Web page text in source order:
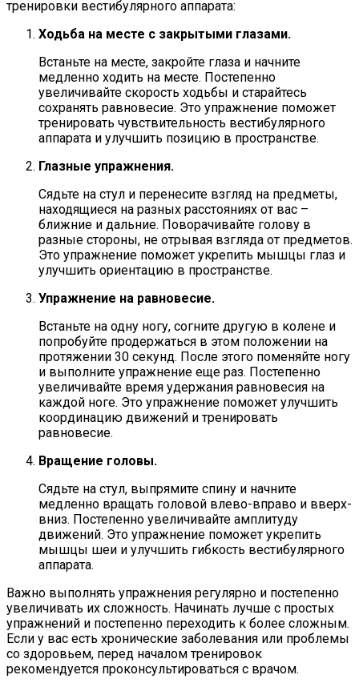
тренировки вестибулярного аппарата:
Ходьба на месте с закрытыми глазами.
Встаньте на месте, закройте глаза и начните
медленно ходить на месте. Постепенно
увеличивайте скорость ходьбы и старайтесь
сохранять равновесие. Это упражнение поможет
тренировать чувствительность вестибулярного
аппарата и улучшить позицию в пространстве.
Глазные упражнения.
Сядьте на стул и перенесите взгляд на предметы,
находящиеся на разных расстояниях от вас –
ближние и дальние. Поворачивайте голову в
разные стороны, не отрывая взгляда от предметов.
Это упражнение поможет укрепить мышцы глаз и
улучшить ориентацию в пространстве.
Упражнение на равновесие.
Встаньте на одну ногу, согните другую в колене и
попробуйте продержаться в этом положении на
протяжении 30 секунд. После этого поменяйте ногу
и выполните упражнение еще раз. Постепенно
увеличивайте время удержания равновесия на
каждой ноге. Это упражнение поможет улучшить
координацию движений и тренировать
равновесие.
Вращение головы.
Сядьте на стул, выпрямите спину и начните
медленно вращать головой влево-вправо и вверх-
вниз. Постепенно увеличивайте амплитуду
движений. Это упражнение поможет укрепить
мышцы шеи и улучшить гибкость вестибулярного
аппарата.
Важно выполнять упражнения регулярно и постепенно
увеличивать их сложность. Начинать лучше с простых
упражнений и постепенно переходить к более сложным.
Если у вас есть хронические заболевания или проблемы
со здоровьем, перед началом тренировок
рекомендуется проконсультироваться с врачом.